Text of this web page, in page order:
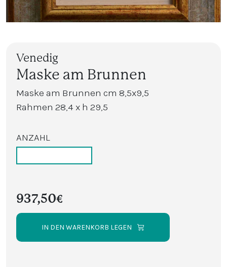
Venedig
Maske am Brunnen
Maske am Brunnen cm 8,5x9,5
Rahmen 28,4 x h 29,5
ANZAHL
937,50€
IN DEN WARENKORB LEGEN